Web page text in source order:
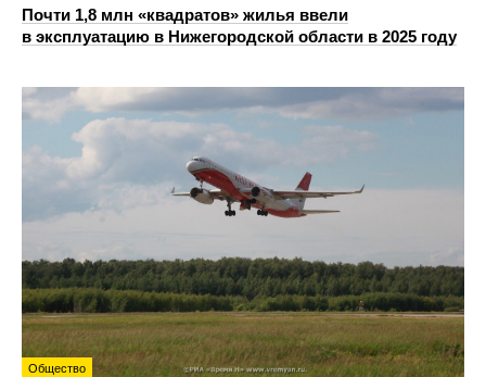
Почти 1,8 млн «квадратов» жилья ввели
в эксплуатацию в Нижегородской области в 2025 году
Общество